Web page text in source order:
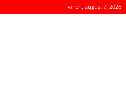
vineri, august 7, 2026